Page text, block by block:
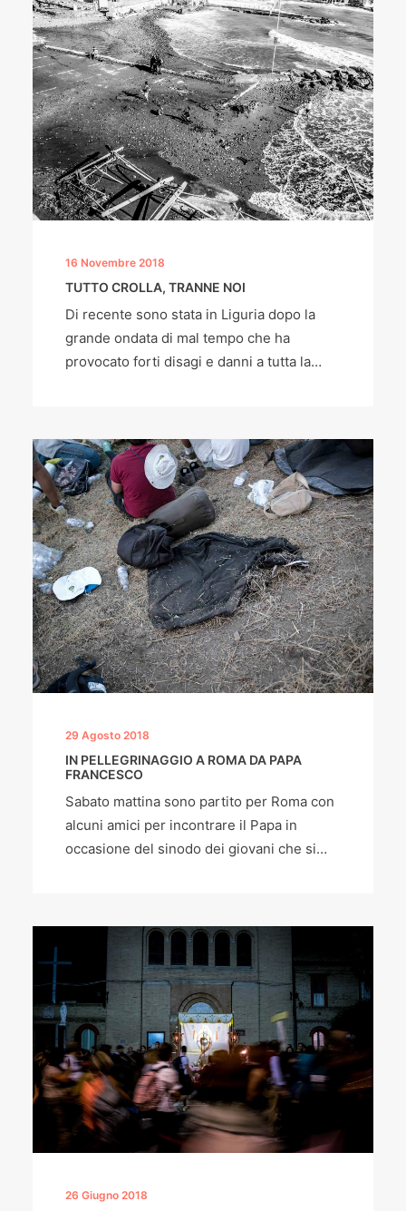
16 Novembre 2018
TUTTO CROLLA, TRANNE NOI
Di recente sono stata in Liguria dopo la
grande ondata di mal tempo che ha
provocato forti disagi e danni a tutta la…
29 Agosto 2018
IN PELLEGRINAGGIO A ROMA DA PAPA
FRANCESCO
Sabato mattina sono partito per Roma con
alcuni amici per incontrare il Papa in
occasione del sinodo dei giovani che si…
26 Giugno 2018